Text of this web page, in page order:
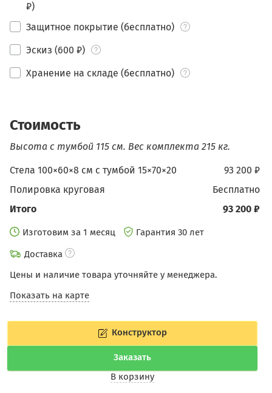
₽)
Защитное покрытие (бесплатно)
Эскиз (600 ₽)
Хранение на складе (бесплатно)
Стоимость
Высота с тумбой 115 см. Вес комплекта 215 кг.
93 200 ₽
Стела 100×60×8 см c тумбой 15×70×20
бесплатно
Полировка круговая
93 200 ₽
Итого
Изготовим за 1 месяц
Гарантия 30 лет
Доставка
Цены и наличие товара уточняйте у менеджера.
Показать на карте
Конструктор
Заказать
В корзину